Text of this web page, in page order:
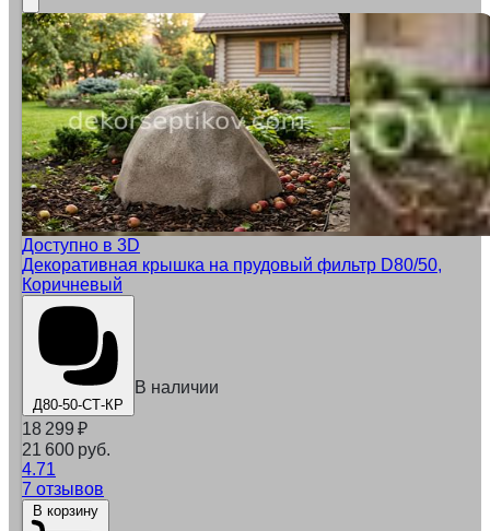
Доступно в 3D
Декоративная крышка на прудовый фильтр D80/50,
Коричневый
Д80-50-СТ-КР
В наличии
18 299 ₽
21 600 руб.
4.71
7 отзывов